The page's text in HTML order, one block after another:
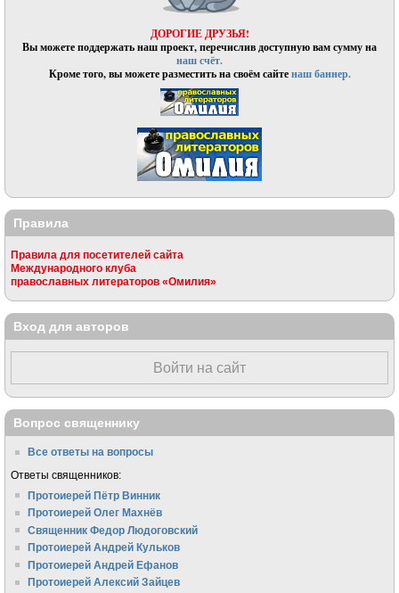
ДОРОГИЕ ДРУЗЬЯ!
Вы можете поддержать наш проект, перечислив доступную вам сумму на
наш счёт.
Кроме того, вы можете разместить на своём сайтенаш баннер.
Правила
Правила для посетителей сайта
Международного клуба
православных литераторов «Омилия»
Вход для авторов
Войти на сайт
Вопрос священнику
Все ответы на вопросы
Ответы священников:
Протоиерей Пётр Винник
Протоиерей Олег Махнёв
Священник Федор Людоговский
Протоиерей Андрей Кульков
Протоиерей Андрей Ефанов
Протоиерей Алексий Зайцев